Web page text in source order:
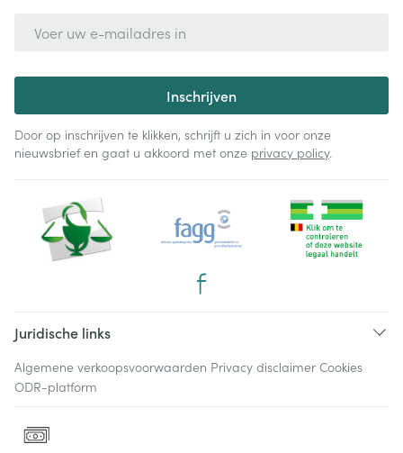
Inschrijven
Door op inschrijven te klikken, schrijft u zich in voor onze
nieuwsbrief en gaat u akkoord met onze privacy policy.
Juridische links
Algemene verkoopsvoorwaarden Privacy disclaimer Cookies
ODR-platform